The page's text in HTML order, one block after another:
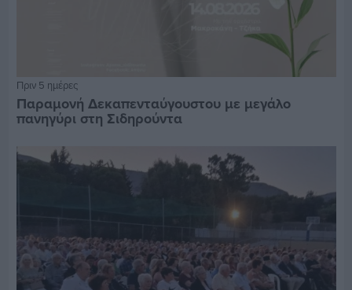
Πριν 5 ημέρες
Παραμονή Δεκαπενταύγουστου με μεγάλο
πανηγύρι στη Σιδηρούντα